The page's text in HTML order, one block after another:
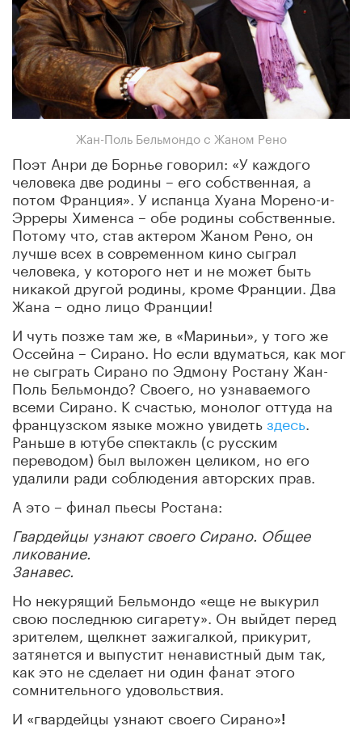
Жан-Поль Бельмондо с Жаном Рено
Поэт Анри де Борнье говорил: «У каждого
человека две родины – его собственная, а
потом Франция». У испанца Хуана Морено-и-
Эрреры Хименса – обе родины собственные.
Потому что, став актером Жаном Рено, он
лучше всех в современном кино сыграл
человека, у которого нет и не может быть
никакой другой родины, кроме Франции. Два
Жана – одно лицо Франции!
И чуть позже там же, в «Мариньи», у того же
Оссейна – Сирано. Но если вдуматься, как мог
не сыграть Сирано по Эдмону Ростану Жан-
Поль Бельмондо? Своего, но узнаваемого
всеми Сирано. К счастью, монолог оттуда на
французском языке можно увидетьздесь
Раньше в ютубе спектакль (с русским
переводом) был выложен целиком, но его
удалили ради соблюдения авторских прав.
А это – финал пьесы Ростана:
Гвардейцы узнают своего Сирано. Общее
ликование.
Занавес.
Но некурящий Бельмондо «еще не выкурил
свою последнюю сигарету». Он выйдет перед
зрителем, щелкнет зажигалкой, прикурит,
затянется и выпустит ненавистный дым так,
как это не сделает ни один фанат этого
сомнительного удовольствия.
И «гвардейцы узнают своего Сирано»!